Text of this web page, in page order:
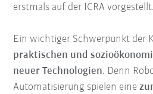
erstmals auf der ICRA vorgestellt.
Ein wichtiger Schwerpunkt der
praktischen und
neuer Technologien. Denn
Automatisierung spielen eine